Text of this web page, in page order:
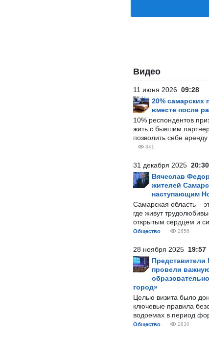
Видео
11 июня 2026 09:28
20% самарских
вместе после
10% респондентов
жить с бывшим
позволить себе
841
31 декабря 2025 20:30
Вячеслав
жителей
наступающим
Самарская область –
где живут
открытым сердцем и
Общество 2656
28 ноября 2025 19:57
провели
город»
Целью визита было
ключевые правила
водоемах в период
Общество 2830